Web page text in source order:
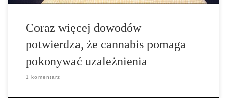
Coraz więcej dowodów
potwierdza, że cannabis pomaga
pokonywać uzależnienia
1 komentarz